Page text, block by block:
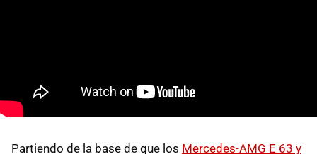
Partiendo de la base de que los Mercedes-AMG E 63 y